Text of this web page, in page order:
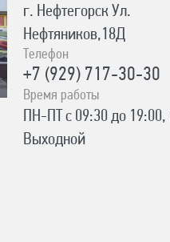
г. Нефтегорск Ул.
Нефтяников,18Д
Телефон
+7 (929) 717-30-30
Время работы
ПН-ПТ с 09:30 до
Выходной